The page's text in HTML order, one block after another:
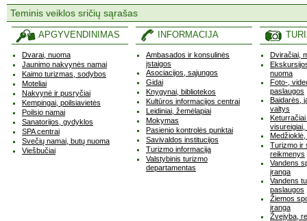
Teminis veiklos sričių sąrašas
APGYVENDINIMAS
Dvarai, nuoma
Jaunimo nakvynės namai
Kaimo turizmas, sodybos
Moteliai
Nakvynė ir pusryčiai
Kempingai, poilsiavietės
Poilsio namai
Sanatorijos, gydyklos
SPA centrai
Svečių namai, butų nuoma
Viešbučiai
INFORMACIJA
Ambasados ir konsulinės
įstaigos
Asociacijos, sąjungos
Gidai
Knygynai, bibliotekos
Kultūros informacijos centrai
Leidiniai, žemėlapiai
Mokymas
Pasienio kontrolės punktai
Savivaldos institucijos
Turizmo informacija
Valstybinis turizmo
departamentas
Dviračiai,
nuoma
Foto-,
paslaugos
Baidarės,
valtys
visureigiai,
Turizmo ir
reikmenys
Vandens
įranga
Vandens
paslaugos
Žiemos
įranga
Žvejyba,